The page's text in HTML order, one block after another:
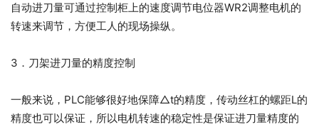
自动进刀量可通过控制柜上的速度调节电位器WR2调整电机的
转速来调节，方便工人的现场操纵。
3．刀架进刀量的精度控制
一般来说，PLC能够很好地保障△t的精度，传动丝杠的螺距L的
精度也可以保证，所以电机转速的稳定性是保证进刀量精度的